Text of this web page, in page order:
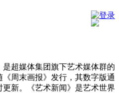
登录
是超媒体集团旗下艺术媒体群的
周末画报》发行，其数字版通
更新。《艺术新闻》是艺术世界